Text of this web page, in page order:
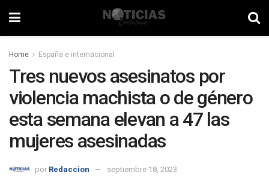
Home España e internacional
Tres nuevos asesinatos por
violencia machista o de género
esta semana elevan a 47 las
mujeres asesinadas
por Redaccion septiembre 18, 2023